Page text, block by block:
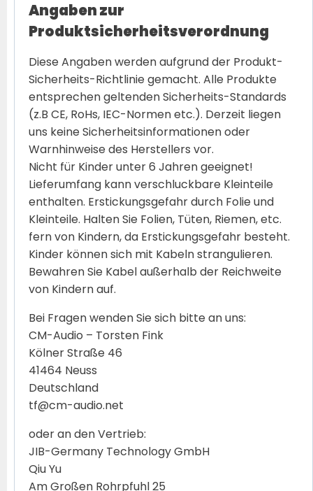
Angaben zur
Produktsicherheitsverordnung
Diese Angaben werden aufgrund der Produkt-
Sicherheits-Richtlinie gemacht. Alle Produkte
entsprechen geltenden Sicherheits-Standards
(z.B CE, RoHs, IEC-Normen etc.). Derzeit liegen
uns keine Sicherheitsinformationen oder
Warnhinweise des Herstellers vor.
Nicht für Kinder unter 6 Jahren geeignet!
Lieferumfang kann verschluckbare Kleinteile
enthalten. Erstickungsgefahr durch Folie und
Kleinteile. Halten Sie Folien, Tüten, Riemen, etc.
fern von Kindern, da Erstickungsgefahr besteht.
Kinder können sich mit Kabeln strangulieren.
Bewahren Sie Kabel außerhalb der Reichweite
von Kindern auf.
Bei Fragen wenden Sie sich bitte an uns:
CM-Audio – Torsten Fink
Kölner Straße 46
41464 Neuss
Deutschland
tf@cm-audio.net
oder an den Vertrieb:
JIB-Germany Technology GmbH
Qiu Yu
Am Großen Rohrpfuhl 25